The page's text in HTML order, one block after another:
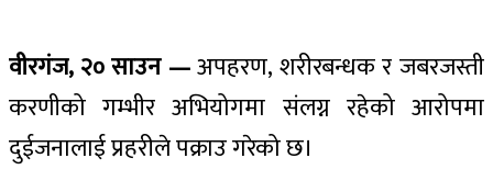
वीरगंज, २० साउन —अपहरण, शरीरबन्धक र जबरजस्ती
करणीको गम्भीर अभियोगमा संलग्न रहेको आरोपमा
दुईजनालाई प्रहरीले पक्राउ गरेको छ।